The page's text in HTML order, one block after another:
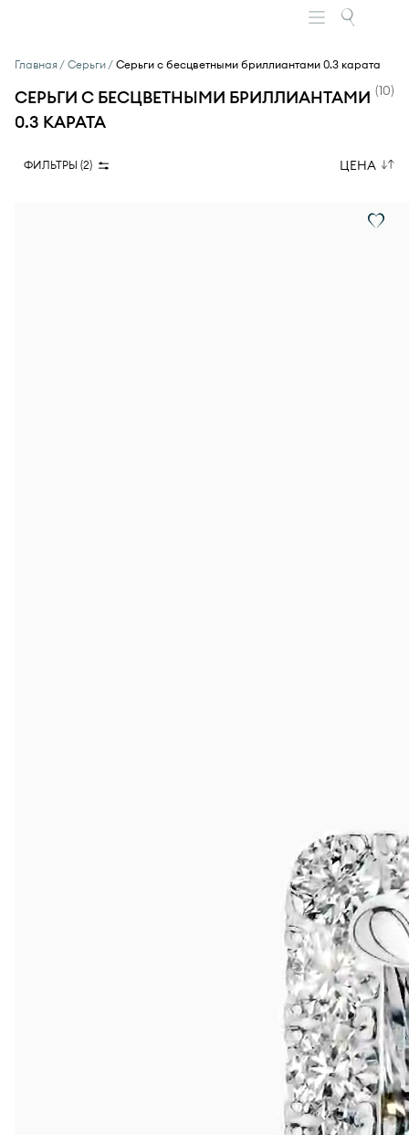
Главная Серьги Серьги с бесцветными бриллиантами 0.3 карата
СЕРЬГИ С БЕСЦВЕТНЫМИ БРИЛЛИАНТАМИ
0.3 КАРАТА
(10)
ФИЛЬТРЫ (2) ЦЕНА